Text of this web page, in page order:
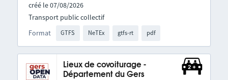
créé le 07/08/2026
Format GTFS NeTEx gtfs-rt pdf
Transport public collectif
Lieux de covoiturage -
Département du Gers